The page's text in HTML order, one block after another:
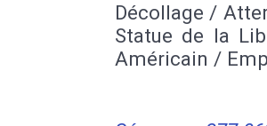
Décollage /
Statue de la
Américain /